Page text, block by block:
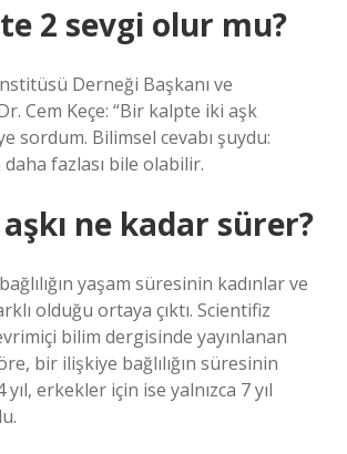
2 sevgi olur mu?
Derneği Başkanı ve
Cem Keçe: “Bir kalpte iki aşk
sordum. Bilimsel cevabı şuydu:
fazlası bile olabilir.
ne kadar sürer?
yaşam süresinin kadınlar ve
olduğu ortaya çıktı. Scientifiz
bilim dergisinde yayınlanan
bir ilişkiye bağlılığın süresinin
yıl, erkekler için ise yalnızca 7 yıl